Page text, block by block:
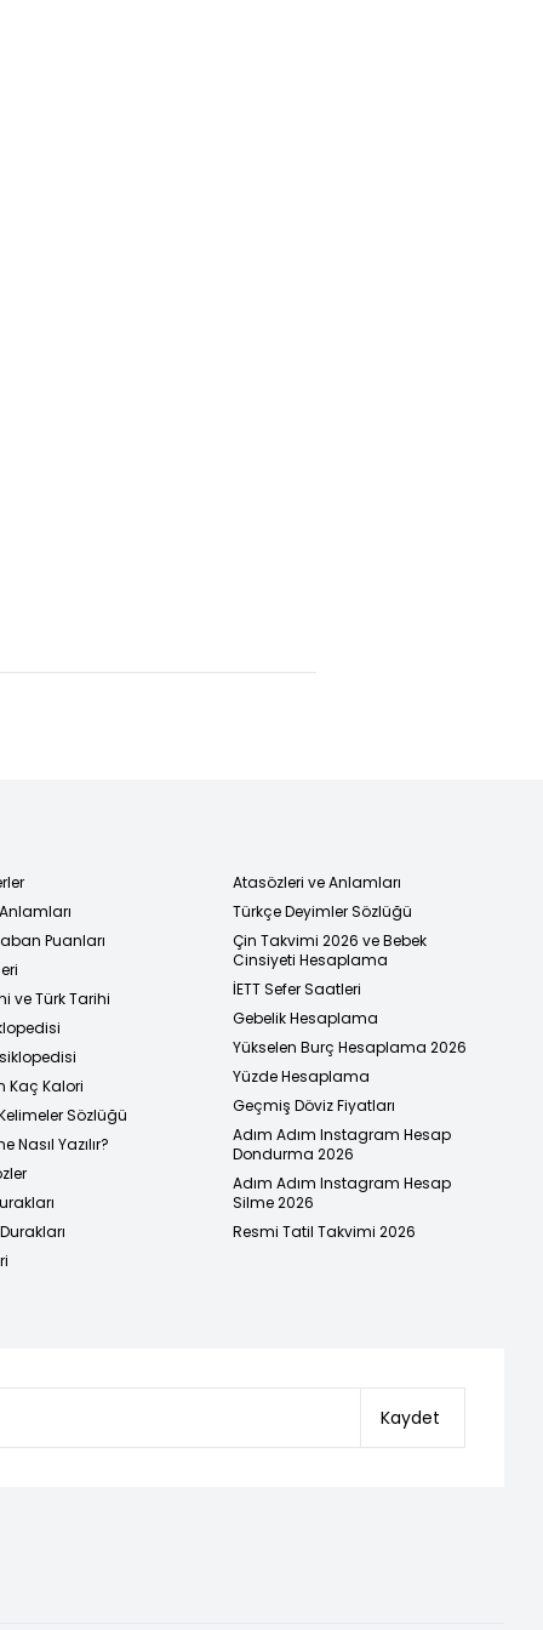
Puanları
ve Türk Tarihi
Kaç Kalori
Sözlüğü
Nasıl Yazılır?
Atasözleri ve Anlamları
Türkçe Deyimler Sözlüğü
Çin Takvimi 2026 ve Bebek
Cinsiyeti Hesaplama
İETT Sefer Saatleri
Gebelik Hesaplama
Yükselen Burç Hesaplama 2026
Yüzde Hesaplama
Geçmiş Döviz Fiyatları
Adım Adım Instagram Hesap
Dondurma 2026
Adım Adım Instagram Hesap
Silme 2026
Resmi Tatil Takvimi 2026
Kaydet